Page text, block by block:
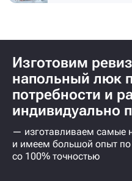
Изготовим
напольный люк
потребности и
индивидуально
— изготавливаем самые
и имеем большой опыт
со 100% точностью